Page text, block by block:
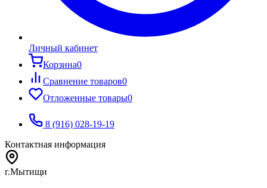
Личный кабинет
Корзина0
Сравнение товаров0
Отложенные товары0
8 (916) 028-19-19
Контактная информация
г.Мытищи